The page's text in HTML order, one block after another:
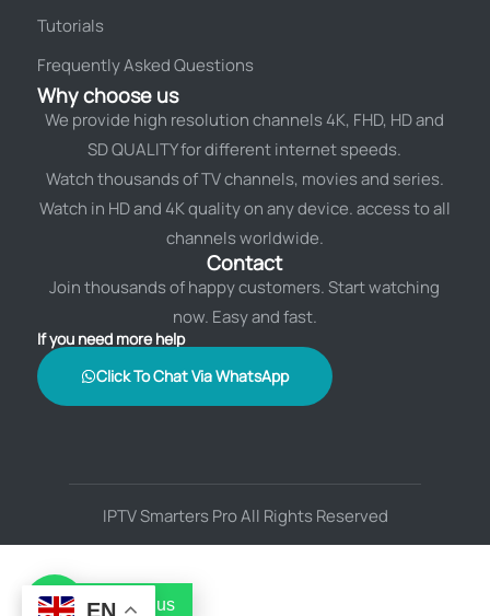
Tutorials
Frequently Asked Questions
Why choose us
We provide high resolution channels 4K, FHD, HD and
SD QUALITY for different internet speeds.
Watch thousands of TV channels, movies and series.
Watch in HD and 4K quality on any device. access to all
channels worldwide.
Contact
Join thousands of happy customers. Start watching
now. Easy and fast.
If you need more help
Click To Chat Via WhatsApp
IPTV Smarters Pro All Rights Reserved
EN
Contact us